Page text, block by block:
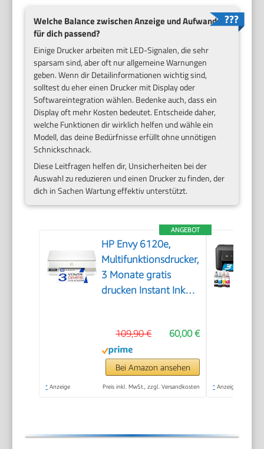
Welche Balance zwischen Anzeige und Aufwand ist
für dich passend?
Einige Drucker arbeiten mit LED-Signalen, die sehr
sparsam sind, aber oft nur allgemeine Warnungen
geben. Wenn dir Detailinformationen wichtig sind,
solltest du eher einen Drucker mit Display oder
Softwareintegration wählen. Bedenke auch, dass ein
Display oft mehr Kosten bedeutet. Entscheide daher,
welche Funktionen dir wirklich helfen und wähle ein
Modell, das deine Bedürfnisse erfüllt ohne unnötigen
Schnickschnack.
Diese Leitfragen helfen dir, Unsicherheiten bei der
Auswahl zu reduzieren und einen Drucker zu finden, der
dich in Sachen Wartung effektiv unterstützt.
ANGEBOT
HP Envy 6120e,
Multifunktionsdrucker,
3 Monate gratis
drucken Instant Ink
Mobiler Faxversand,
Wi-Fi, Beidseitiger
Druck
60,00 €
109,90 €
Bei Amazon ansehen
* Anzeige Preis inkl. MwSt., zzgl. Versandkosten * Anzeige